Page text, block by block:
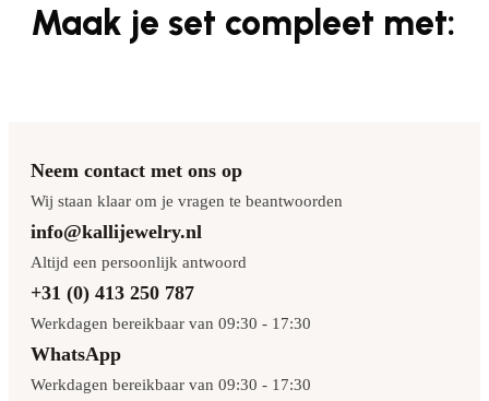
Maak je set compleet met:
Neem contact met ons op
Wij staan klaar om je vragen te beantwoorden
info@kallijewelry.nl
Altijd een persoonlijk antwoord
+31 (0) 413 250 787
Werkdagen bereikbaar van 09:30 - 17:30
WhatsApp
Werkdagen bereikbaar van 09:30 - 17:30